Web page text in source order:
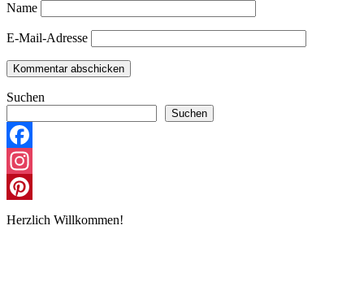
Name
E-Mail-Adresse
Suchen
Suchen
Facebook
Instagram
Pinterest
Herzlich Willkommen!